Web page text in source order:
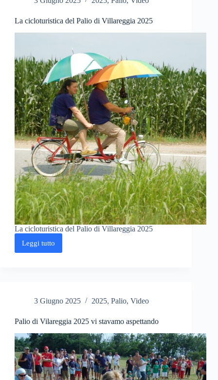
Villareggia
La cicloturistica del Palio di Villareggia 2025
La cicloturistica del Palio di Villareggia 2025
Leggi tutto
La
cicloturistica
3 Giugno 2025 2025, Palio, Video
Palio di Vilareggia 2025 vi stavamo aspettando